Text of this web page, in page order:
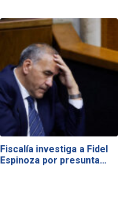
Fiscalía investiga a Fidel
Espinoza por presunta…